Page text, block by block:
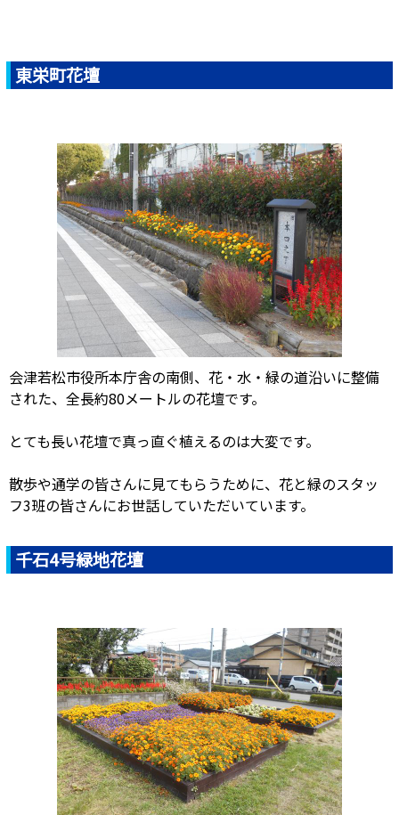
東栄町花壇
会津若松市役所本庁舎の南側、花・水・緑の道沿いに整備
された、全長約80メートルの花壇です。
とても長い花壇で真っ直ぐ植えるのは大変です。
散歩や通学の皆さんに見てもらうために、花と緑のスタッ
フ3班の皆さんにお世話していただいています。
千石4号緑地花壇